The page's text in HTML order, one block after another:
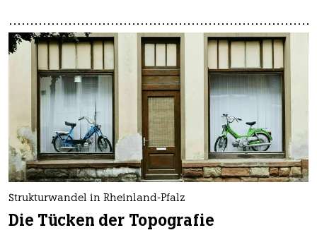
Strukturwandel in Rheinland-Pfalz
Die Tücken der Topografie